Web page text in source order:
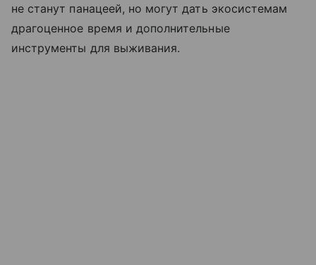
не станут панацеей, но могут дать экосистемам
драгоценное время и дополнительные
инструменты для выживания.